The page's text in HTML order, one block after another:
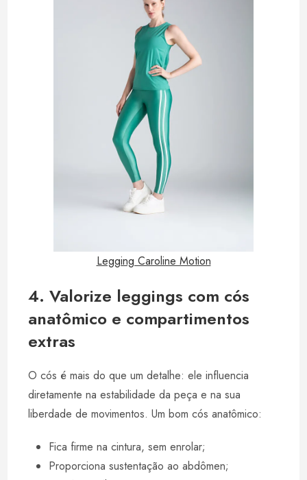
Legging Caroline Motion
4. Valorize leggings com cós
anatômico e compartimentos
extras
O cós é mais do que um detalhe: ele influencia
diretamente na estabilidade da peça e na sua
liberdade de movimentos. Um bom cós anatômico:
Fica firme na cintura, sem enrolar;
Proporciona sustentação ao abdômen;